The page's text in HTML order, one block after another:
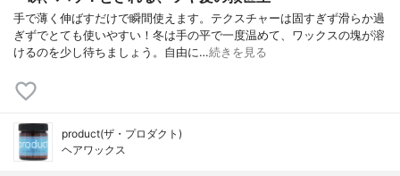
手で薄く伸ばすだけで瞬間使えます。テクスチャーは固すぎず滑らか過
ぎずでとても使いやすい！冬は手の平で一度温めて、ワックスの塊が溶
けるのを少し待ちましょう。自由に…続きを見る
product(ザ・プロダクト)
ヘアワックス